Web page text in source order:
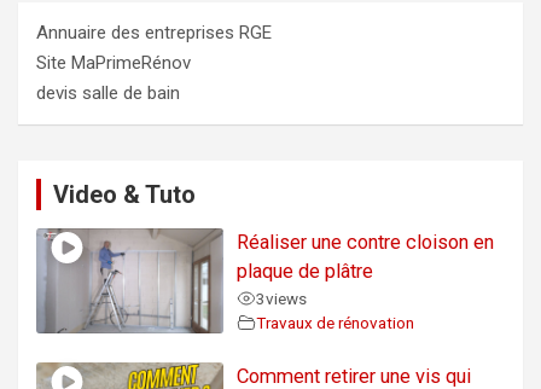
Annuaire des entreprises RGE
Site MaPrimeRénov
devis salle de bain
Video & Tuto
Réaliser une contre cloison en
plaque de plâtre
3views
Travaux de rénovation
Comment retirer une vis qui